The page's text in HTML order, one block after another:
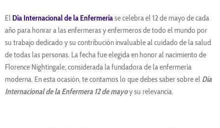
El Día Internacional de la Enfermeríase celebra el 12 de mayo de cada
año para honrar a las enfermeras y enfermeros de todo el mundo por
su trabajo dedicado y su contribución invaluable al cuidado de la salud
de todas las personas. La fecha fue elegida en honor al nacimiento de
Florence Nightingale, considerada la fundadora de la enfermería
moderna. En esta ocasión, te contamos lo que debes saber sobre el Día
Internacional de la Enfermera 12 de mayoy su relevancia.